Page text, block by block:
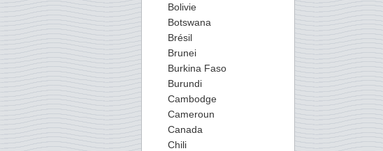
Bolivie
Botswana
Brésil
Brunei
Burkina Faso
Burundi
Cambodge
Cameroun
Canada
Chili